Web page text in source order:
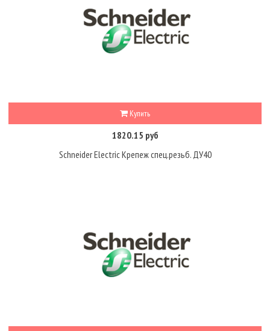
Купить
1820.15 руб
Schneider Electric Крепеж спец.резьб. ДУ40